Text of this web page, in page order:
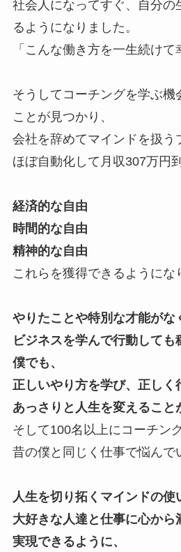
社会人になってすぐ、自分の
るようになりました。
「こんな働き方を一生続けて
そうしてコーチングを学ぶ機
ことが見つかり、
会社を辞めてマインドを扱う
ほぼ自動化して月収307万円到
経済的な自由
時間的な自由
精神的な自由
これらを獲得できるようにな
やりたことや特別な才能がな
ビジネスを学んで行動して
僕でも、
正しいやり方を学び、正しく
あっさりと人生を変えること
そして100名以上にコーチン
昔の僕と同じく仕事で悩んで
人生を切り拓くマインドの使
大好きな人達と仕事に心から
実現できるように、